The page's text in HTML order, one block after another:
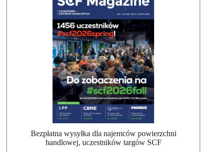
Bezpłatna wysyłka dla najemców powierzchni
handlowej, uczestników targów SCF